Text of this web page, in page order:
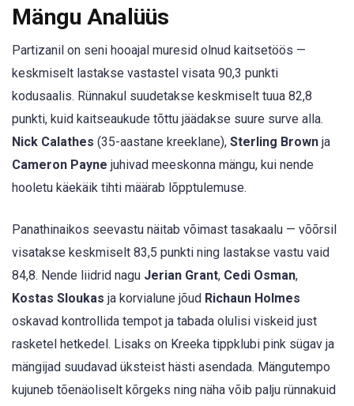
Mängu Analüüs
Partizanil on seni hooajal muresid olnud kaitsetöös —
keskmiselt lastakse vastastel visata 90,3 punkti
kodusaalis. Rünnakul suudetakse keskmiselt tuua 82,8
punkti, kuid kaitseaukude tõttu jäädakse suure surve alla.
Nick Calathes (35-aastane kreeklane), Sterling Brown ja
Cameron Payne juhivad meeskonna mängu, kui nende
hooletu käekäik tihti määrab lõpptulemuse.
Panathinaikos seevastu näitab võimast tasakaalu — võõrsil
visatakse keskmiselt 83,5 punkti ning lastakse vastu vaid
84,8. Nende liidrid nagu Jerian Grant, Cedi Osman,
Kostas Sloukas ja korvialune jõud Richaun Holmes
oskavad kontrollida tempot ja tabada olulisi viskeid just
rasketel hetkedel. Lisaks on Kreeka tippklubi pink sügav ja
mängijad suudavad üksteist hästi asendada. Mängutempo
kujuneb tõenäoliselt kõrgeks ning näha võib palju rünnakuid